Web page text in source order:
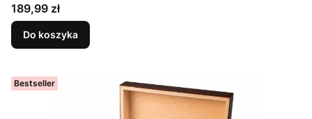
Cena
189,99 zł
Do koszyka
Bestseller